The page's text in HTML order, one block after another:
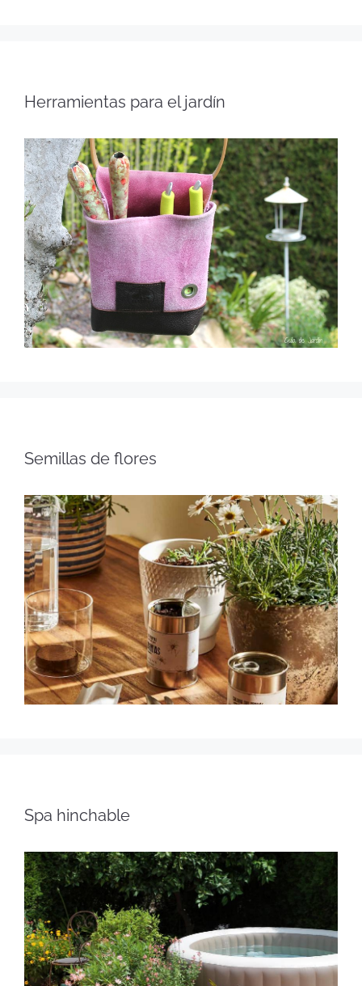
Herramientas para el jardín
Semillas de flores
Spa hinchable